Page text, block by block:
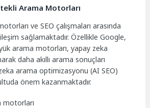
Arama Motorları
ve SEO çalışmaları arasında
sağlamaktadır. Özellikle Google,
arama motorları, yapay zeka
daha akıllı arama sonuçları
arama optimizasyonu (AI SEO)
önem kazanmaktadır.
motorları